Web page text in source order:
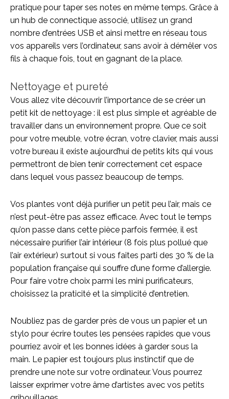
pratique pour taper ses notes en même temps. Grâce à
un hub de connectique associé, utilisez un grand
nombre d’entrées USB et ainsi mettre en réseau tous
vos appareils vers l’ordinateur, sans avoir à démêler vos
fils à chaque fois, tout en gagnant de la place.
Nettoyage et pureté
Vous allez vite découvrir l’importance de se créer un
petit kit de nettoyage : il est plus simple et agréable de
travailler dans un environnement propre. Que ce soit
pour votre meuble, votre écran, votre clavier, mais aussi
votre bureau il existe aujourd’hui de petits kits qui vous
permettront de bien tenir correctement cet espace
dans lequel vous passez beaucoup de temps.
Vos plantes vont déjà purifier un petit peu l’air, mais ce
n’est peut-être pas assez efficace. Avec tout le temps
qu’on passe dans cette pièce parfois fermée, il est
nécessaire purifier l’air intérieur (8 fois plus pollué que
l’air extérieur) surtout si vous faites parti des 30 % de la
population française qui souffre d’une forme d’allergie.
Pour faire votre choix parmi les mini purificateurs,
choisissez la praticité et la simplicité d’entretien.
N’oubliez pas de garder près de vous un papier et un
stylo pour écrire toutes les pensées rapides que vous
pourriez avoir et les bonnes idées à garder sous la
main. Le papier est toujours plus instinctif que de
prendre une note sur votre ordinateur. Vous pourrez
laisser exprimer votre âme d’artistes avec vos petits